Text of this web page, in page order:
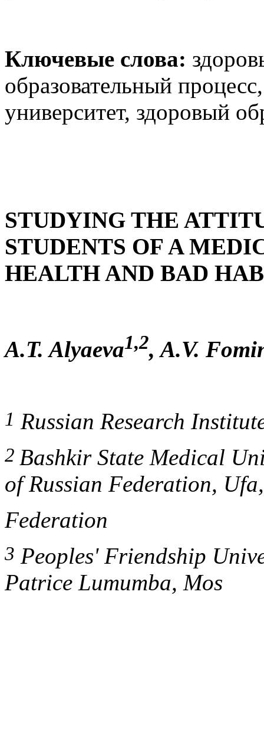
Ключевые слова:
образовательный
университет, здоровый
STUDYING THE
STUDENTS OF A
HEALTH AND BAD
A.T. Alyaeva1,2, A.V.
1 Russian Research
2 Bashkir State Medical
of Russian Federation,
Federation
3 Peoples' Friendship
Patrice Lumumba, Mos